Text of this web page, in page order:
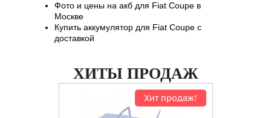
Фото и цены на акб для Fiat Coupe в
Москве
Купить аккумулятор для Fiat Coupe с
доставкой
ХИТЫ ПРОДАЖ
Хит продаж!